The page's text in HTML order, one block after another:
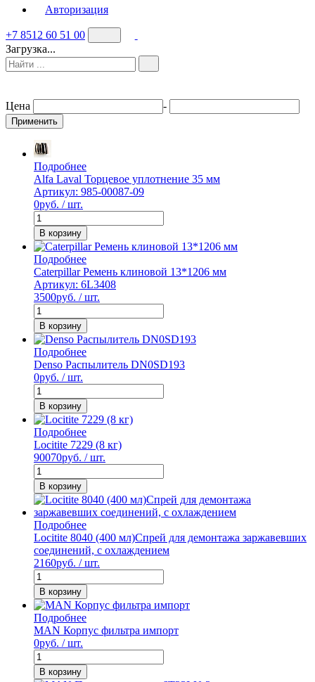
Авторизация
+7 8512 60 51 00
Загрузка...
Цена -
Применить
Подробнее
Alfa Laval Торцевое уплотнение 35 мм
Артикул: 985-00087-09
0руб. / шт.
В корзину
Подробнее
Caterpillar Ремень клиновой 13*1206 мм
Артикул: 6L3408
3500руб. / шт.
В корзину
Подробнее
Denso Распылитель DN0SD193
0руб. / шт.
В корзину
Подробнее
Locitite 7229 (8 кг)
90070руб. / шт.
В корзину
Подробнее
Locitite 8040 (400 мл)Спрей для демонтажа заржавевших
соединений, с охлаждением
2160руб. / шт.
В корзину
Подробнее
MAN Корпус фильтра импорт
0руб. / шт.
В корзину